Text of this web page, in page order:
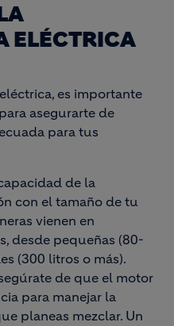
ELÉCTRICA
es importante
asegurarte de
para tus
de la
con el tamaño de tu
vienen en
desde pequeñas (80-
(300 litros o más).
de que el motor
para manejar la
planeas mezclar. Un